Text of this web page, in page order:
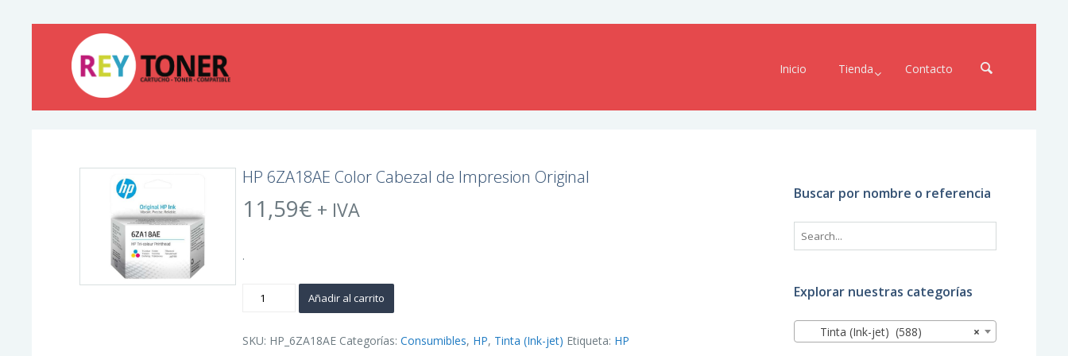
Inicio Tienda Contacto
HP 6ZA18AE Color Cabezal de Impresion Original
11,59€ + IVA
.
6ZA18AE
Impresion
Añadir al carrito
SKU: HP_6ZA18AE Categorías:Consumibles, HP, Tinta (Ink-jet) Etiqueta: HP
Buscar por nombre o referencia
Explorar nuestras categorías
×
Tinta (Ink-jet) (588)